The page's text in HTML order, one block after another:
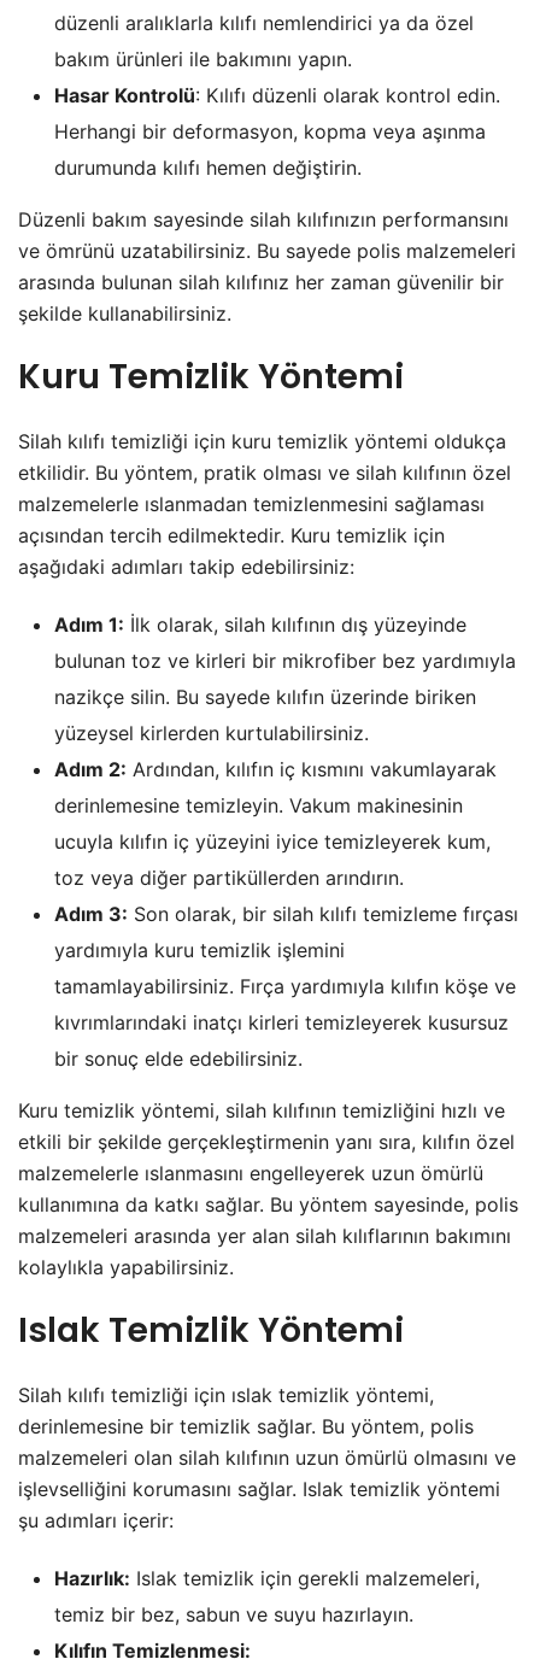
düzenli aralıklarla kılıfı nemlendirici ya da özel
bakım ürünleri ile bakımını yapın.
Hasar Kontrolü: Kılıfı düzenli olarak kontrol edin.
Herhangi bir deformasyon, kopma veya aşınma
durumunda kılıfı hemen değiştirin.
Düzenli bakım sayesinde silah kılıfınızın performansını
ve ömrünü uzatabilirsiniz. Bu sayede polis malzemeleri
arasında bulunan silah kılıfınız her zaman güvenilir bir
şekilde kullanabilirsiniz.
Kuru Temizlik Yöntemi
Silah kılıfı temizliği için kuru temizlik yöntemi oldukça
etkilidir. Bu yöntem, pratik olması ve silah kılıfının özel
malzemelerle ıslanmadan temizlenmesini sağlaması
açısından tercih edilmektedir. Kuru temizlik için
aşağıdaki adımları takip edebilirsiniz:
Adım 1: İlk olarak, silah kılıfının dış yüzeyinde
bulunan toz ve kirleri bir mikrofiber bez yardımıyla
nazikçe silin. Bu sayede kılıfın üzerinde biriken
yüzeysel kirlerden kurtulabilirsiniz.
Adım 2: Ardından, kılıfın iç kısmını vakumlayarak
derinlemesine temizleyin. Vakum makinesinin
ucuyla kılıfın iç yüzeyini iyice temizleyerek kum,
toz veya diğer partiküllerden arındırın.
Adım 3: Son olarak, bir silah kılıfı temizleme fırçası
yardımıyla kuru temizlik işlemini
tamamlayabilirsiniz. Fırça yardımıyla kılıfın köşe ve
kıvrımlarındaki inatçı kirleri temizleyerek kusursuz
bir sonuç elde edebilirsiniz.
Kuru temizlik yöntemi, silah kılıfının temizliğini hızlı ve
etkili bir şekilde gerçekleştirmenin yanı sıra, kılıfın özel
malzemelerle ıslanmasını engelleyerek uzun ömürlü
kullanımına da katkı sağlar. Bu yöntem sayesinde, polis
malzemeleri arasında yer alan silah kılıflarının bakımını
kolaylıkla yapabilirsiniz.
Islak Temizlik Yöntemi
Silah kılıfı temizliği için ıslak temizlik yöntemi,
derinlemesine bir temizlik sağlar. Bu yöntem, polis
malzemeleri olan silah kılıfının uzun ömürlü olmasını ve
işlevselliğini korumasını sağlar. Islak temizlik yöntemi
şu adımları içerir:
Hazırlık: Islak temizlik için gerekli malzemeleri,
temiz bir bez, sabun ve suyu hazırlayın.
Kılıfın Temizlenmesi: